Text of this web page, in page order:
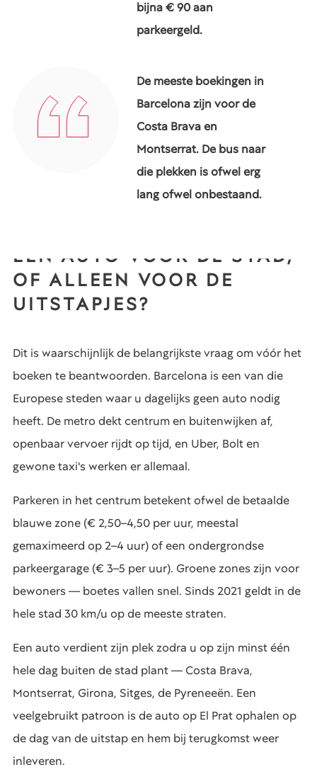
bijna € 90 aan
parkeergeld.
De meeste boekingen in
Barcelona zijn voor de
Costa Brava en
Montserrat. De bus naar
die plekken is ofwel erg
lang ofwel onbestaand.
EEN AUTO VOOR DE STAD,
OF ALLEEN VOOR DE
UITSTAPJES?
Dit is waarschijnlijk de belangrijkste vraag om vóór het
boeken te beantwoorden. Barcelona is een van die
Europese steden waar u dagelijks geen auto nodig
heeft. De metro dekt centrum en buitenwijken af,
openbaar vervoer rijdt op tijd, en Uber, Bolt en
gewone taxi's werken er allemaal.
Parkeren in het centrum betekent ofwel de betaalde
blauwe zone (€ 2,50–4,50 per uur, meestal
gemaximeerd op 2–4 uur) of een ondergrondse
parkeergarage (€ 3–5 per uur). Groene zones zijn voor
bewoners — boetes vallen snel. Sinds 2021 geldt in de
hele stad 30 km/u op de meeste straten.
Een auto verdient zijn plek zodra u op zijn minst één
hele dag buiten de stad plant — Costa Brava,
Montserrat, Girona, Sitges, de Pyreneeën. Een
veelgebruikt patroon is de auto op El Prat ophalen op
de dag van de uitstap en hem bij terugkomst weer
inleveren.